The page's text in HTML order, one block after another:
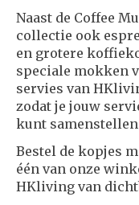
Naast de Coffee
collectie ook
en grotere
speciale mokken
servies van
zodat je jouw
kunt
Bestel de kopjes
één van onze
HKliving van